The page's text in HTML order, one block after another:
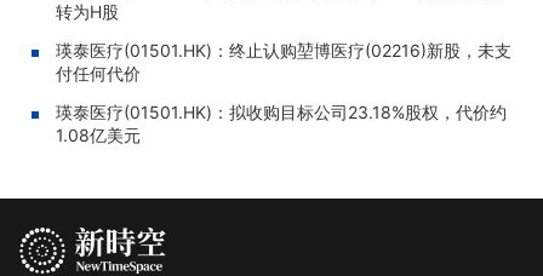
转为H股
瑛泰医疗(01501.HK)：终止认购堃博医疗(02216)新股，未支
付任何代价
瑛泰医疗(01501.HK)：拟收购目标公司23.18%股权，代价约
1.08亿美元